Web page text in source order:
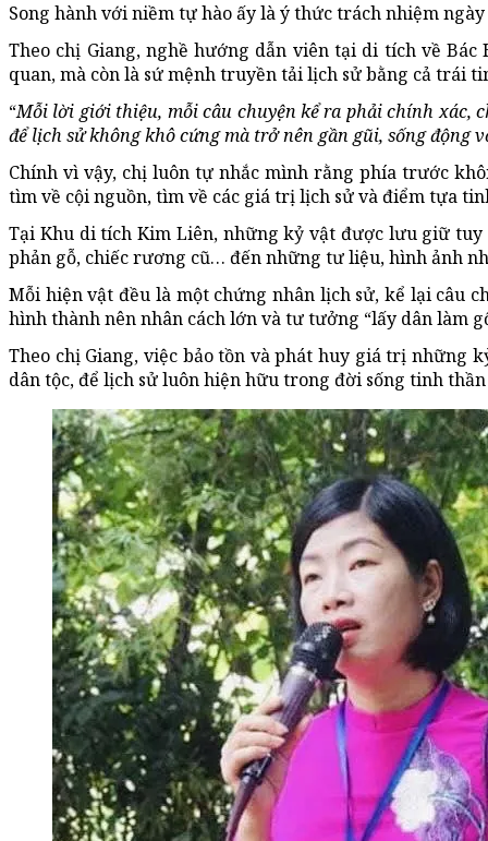
Song hành với niềm tự hào ấy là ý thức trách nhiệm ngày
Theo chị Giang, nghề hướng dẫn viên tại di tích về
quan, mà còn là sứ mệnh truyền tải lịch sử bằng cả trái
“Mỗi lời giới thiệu, mỗi câu chuyện kể ra phải chính xác,
để lịch sử không khô cứng mà trở nên gần gũi, sống động
Chính vì vậy, chị luôn tự nhắc mình rằng phía trước
tìm về cội nguồn, tìm về các giá trị lịch sử và điểm tựa
Tại Khu di tích Kim Liên, những kỷ vật được lưu giữ
phản gỗ, chiếc rương cũ… đến những tư liệu, hình ảnh
Mỗi hiện vật đều là một chứng nhân lịch sử, kể lại câu
hình thành nên nhân cách lớn và tư tưởng “lấy dân làm
Theo chị Giang, việc bảo tồn và phát huy giá trị những
dân tộc, để lịch sử luôn hiện hữu trong đời sống tinh